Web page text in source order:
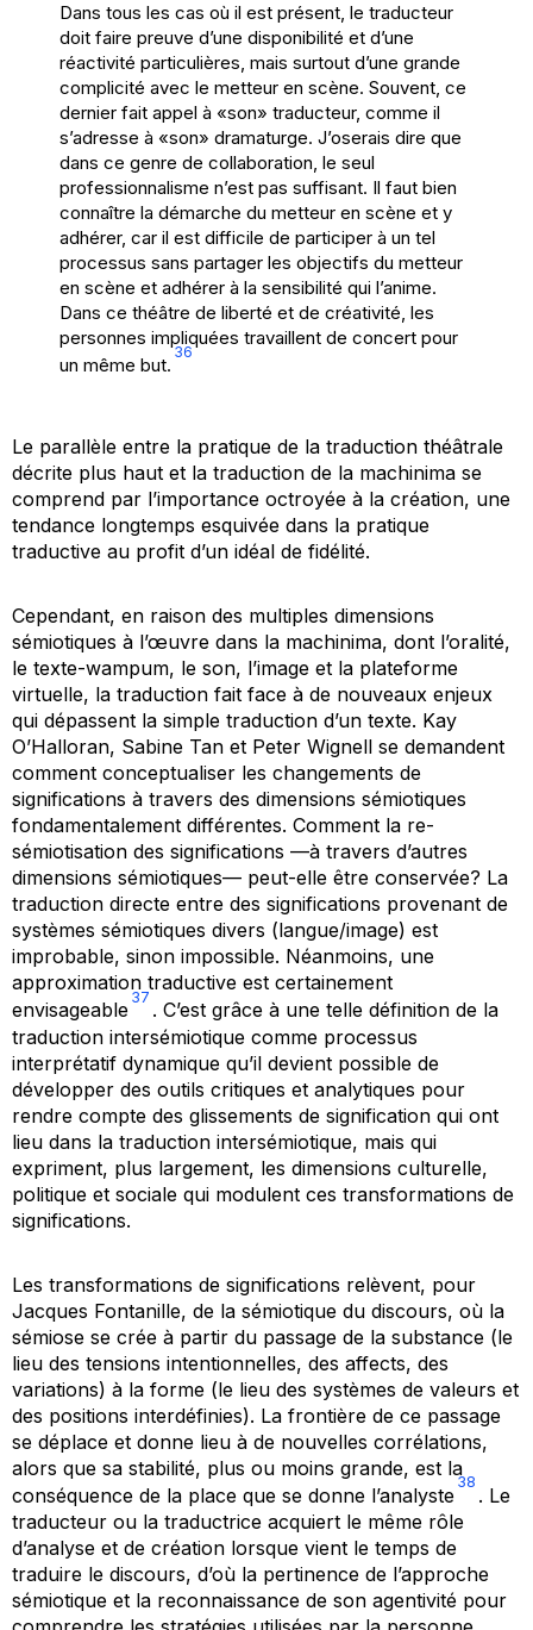
Dans tous les cas où il est présent, le traducteur
doit faire preuve d’une disponibilité et d’une
réactivité particulières, mais surtout d’une grande
complicité avec le metteur en scène. Souvent, ce
dernier fait appel à «son» traducteur, comme il
s’adresse à «son» dramaturge. J’oserais dire que
dans ce genre de collaboration, le seul
professionnalisme n’est pas suffisant. Il faut bien
connaître la démarche du metteur en scène et y
adhérer, car il est difficile de participer à un tel
processus sans partager les objectifs du metteur
en scène et adhérer à la sensibilité qui l’anime.
Dans ce théâtre de liberté et de créativité, les
personnes impliquées travaillent de concert pour
un même but.
36
Le parallèle entre la pratique de la traduction théâtrale
décrite plus haut et la traduction de la machinima se
comprend par l’importance octroyée à la création, une
tendance longtemps esquivée dans la pratique
traductive au profit d’un idéal de fidélité.
Cependant, en raison des multiples dimensions
sémiotiques à l’œuvre dans la machinima, dont l’oralité,
le texte-wampum, le son, l’image et la plateforme
virtuelle, la traduction fait face à de nouveaux enjeux
qui dépassent la simple traduction d’un texte. Kay
O’Halloran, Sabine Tan et Peter Wignell se demandent
comment conceptualiser les changements de
significations à travers des dimensions sémiotiques
fondamentalement différentes. Comment la re-
sémiotisation des significations —à travers d’autres
dimensions sémiotiques— peut-elle être conservée? La
traduction directe entre des significations provenant de
systèmes sémiotiques divers (langue/image) est
improbable, sinon impossible. Néanmoins, une
approximation traductive est certainement
envisageable
37
. C’est grâce à une telle définition de la
traduction intersémiotique comme processus
interprétatif dynamique qu’il devient possible de
développer des outils critiques et analytiques pour
rendre compte des glissements de signification qui ont
lieu dans la traduction intersémiotique, mais qui
expriment, plus largement, les dimensions culturelle,
politique et sociale qui modulent ces transformations de
significations.
Les transformations de significations relèvent, pour
Jacques Fontanille, de la sémiotique du discours, où la
sémiose se crée à partir du passage de la substance (le
lieu des tensions intentionnelles, des affects, des
variations) à la forme (le lieu des systèmes de valeurs et
des positions interdéfinies). La frontière de ce passage
se déplace et donne lieu à de nouvelles corrélations,
alors que sa stabilité, plus ou moins grande, est la
conséquence de la place que se donne l’analyste
38
. Le
traducteur ou la traductrice acquiert le même rôle
d’analyse et de création lorsque vient le temps de
traduire le discours, d’où la pertinence de l’approche
sémiotique et la reconnaissance de son agentivité pour